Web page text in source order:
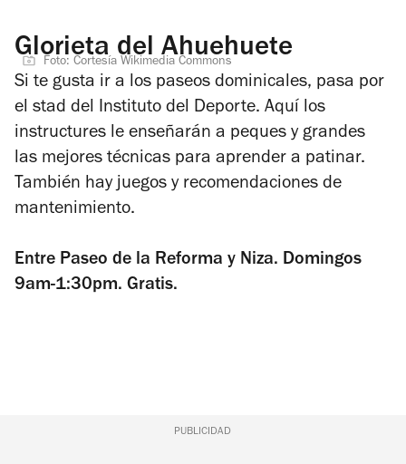
Glorieta del Ahuehuete
Foto: Cortesía Wikimedia Commons
Si te gusta ir a los paseos dominicales, pasa por
el stad del Instituto del Deporte. Aquí los
instructures le enseñarán a peques y grandes
las mejores técnicas para aprender a patinar.
También hay juegos y recomendaciones de
mantenimiento.
Entre Paseo de la Reforma y Niza. Domingos
9am-1:30pm. Gratis.
PUBLICIDAD